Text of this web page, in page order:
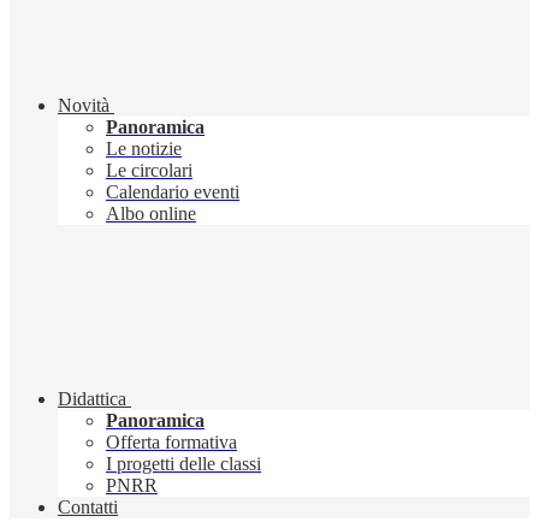
Novità
Panoramica
Le notizie
Le circolari
Calendario eventi
Albo online
Didattica
Panoramica
Offerta formativa
I progetti delle classi
PNRR
Contatti